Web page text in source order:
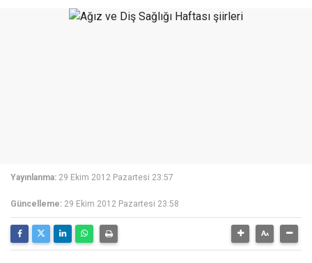
Yayınlanma: 29 Ekim 2012 Pazartesi 23:57
Güncelleme: 29 Ekim 2012 Pazartesi 23:58